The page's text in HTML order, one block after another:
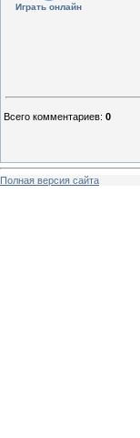
Играть онлайн
Всего комментариев: 0
Полная версия сайта